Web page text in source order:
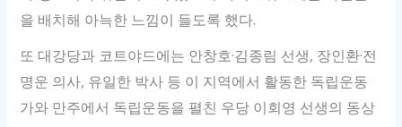
을 배치해 아늑한 느낌이 들도록 했다.
또 대강당과 코트야드에는 안창호·김종림 선생, 장인환·전
명운 의사, 유일한 박사 등 이 지역에서 활동한 독립운동
가와 만주에서 독립운동을 펼친 우당 이회영 선생의 동상